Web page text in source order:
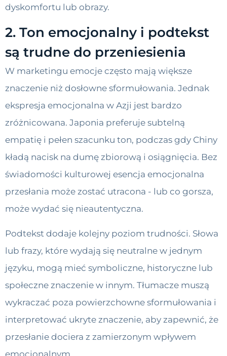
dyskomfortu lub obrazy.
2. Ton emocjonalny i podtekst
są trudne do przeniesienia
W marketingu emocje często mają większe
znaczenie niż dosłowne sformułowania. Jednak
ekspresja emocjonalna w Azji jest bardzo
zróżnicowana. Japonia preferuje subtelną
empatię i pełen szacunku ton, podczas gdy Chiny
kładą nacisk na dumę zbiorową i osiągnięcia. Bez
świadomości kulturowej esencja emocjonalna
przesłania może zostać utracona - lub co gorsza,
może wydać się nieautentyczna.
Podtekst dodaje kolejny poziom trudności. Słowa
lub frazy, które wydają się neutralne w jednym
języku, mogą mieć symboliczne, historyczne lub
społeczne znaczenie w innym. Tłumacze muszą
wykraczać poza powierzchowne sformułowania i
interpretować ukryte znaczenie, aby zapewnić, że
przesłanie dociera z zamierzonym wpływem
emocjonalnym.